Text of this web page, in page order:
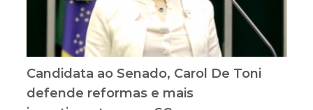
Candidata ao Senado, Carol De Toni
defende reformas e mais